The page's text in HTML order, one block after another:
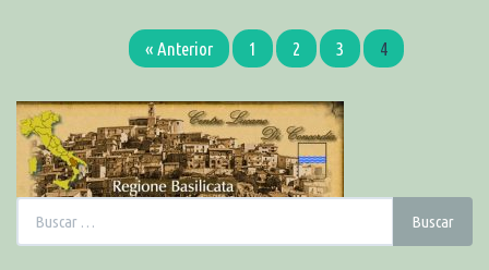
« Anterior 1 2 3 4
Buscar:
Buscar